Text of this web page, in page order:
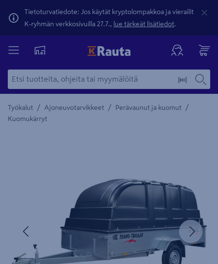
Tietoturvatiedote: Jos käytät kryptolompakkoa ja vierailit
K-ryhmän verkkosivuilla 27.7., lue tärkeät lisätiedot.
Työkalut / Ajoneuvotarvikkeet / Perävaunut ja kuomut /
Kuomukärryt
Yksityiskohtainen kuvaus löytyy Tuotteen kuvaus -
Edellinen